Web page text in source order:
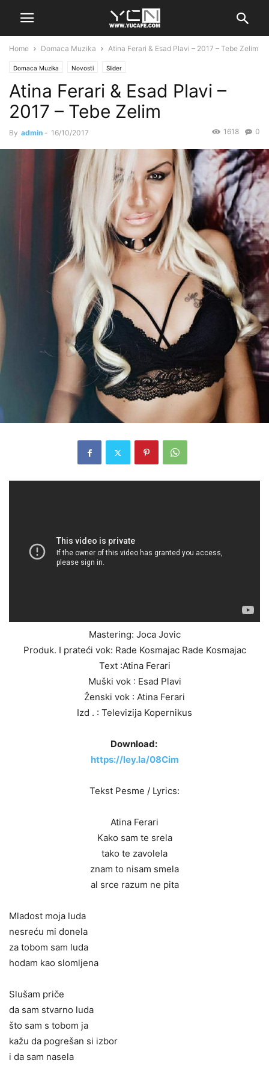
Home Domaca Muzika Atina Ferari & Esad Plavi – 2017 – Tebe Zelim
Domaca Muzika Novosti Slider
Atina Ferari & Esad Plavi –
2017 – Tebe Zelim
By admin - 16/10/2017 0
1618
Mastering: Joca Jovic
Produk. I prateći vok: Rade Kosmajac Rade Kosmajac
Text :Atina Ferari
Muški vok : Esad Plavi
Ženski vok : Atina Ferari
Izd . : Televizija Kopernikus
Download:
https://ley.la/08Cim
Tekst Pesme / Lyrics:
Atina Ferari
Kako sam te srela
tako te zavolela
znam to nisam smela
al srce razum ne pita
Mladost moja luda
nesreću mi donela
za tobom sam luda
hodam kao slomljena
Slušam priče
da sam stvarno luda
što sam s tobom ja
kažu da pogrešan si izbor
i da sam nasela